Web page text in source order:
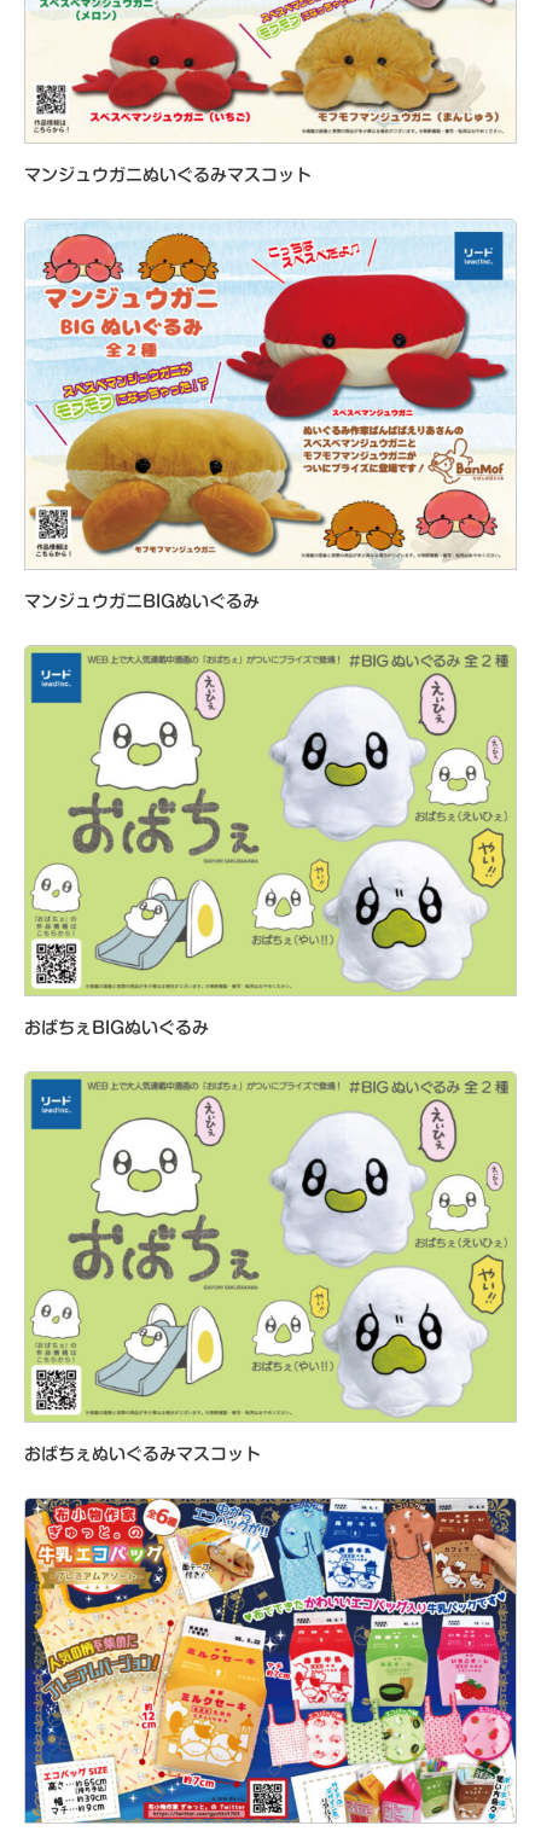
マンジュウガニぬいぐるみマスコット
マンジュウガニBIGぬいぐるみ
おばちぇBIGぬいぐるみ
おばちぇぬいぐるみマスコット